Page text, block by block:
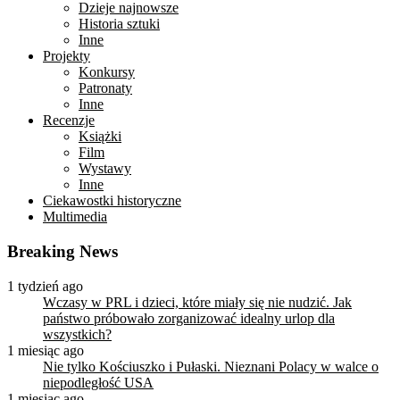
Dzieje najnowsze
Historia sztuki
Inne
Projekty
Konkursy
Patronaty
Inne
Recenzje
Książki
Film
Wystawy
Inne
Ciekawostki historyczne
Multimedia
Breaking News
1 tydzień ago
Wczasy w PRL i dzieci, które miały się nie nudzić. Jak
państwo próbowało zorganizować idealny urlop dla
wszystkich?
1 miesiąc ago
Nie tylko Kościuszko i Pułaski. Nieznani Polacy w walce o
niepodległość USA